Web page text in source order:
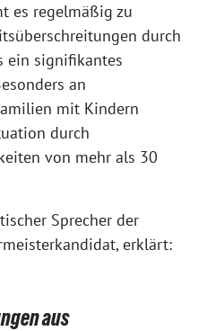
es regelmäßig zu
durch
ein signifikantes
an
mit Kindern
durch
von mehr als 30
Sprecher der
erklärt:
aus